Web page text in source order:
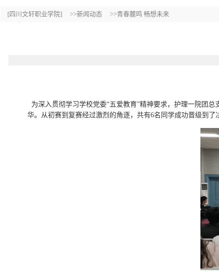
[四川文轩职业学院] >>新闻动态 >>青春麓鸣 畅想未来
为深入贯彻学习学校党委“五爱教育”精神要求，护理一院团总
华。从初赛到复赛经过激烈的角逐，共有6名同学成功晋级到了